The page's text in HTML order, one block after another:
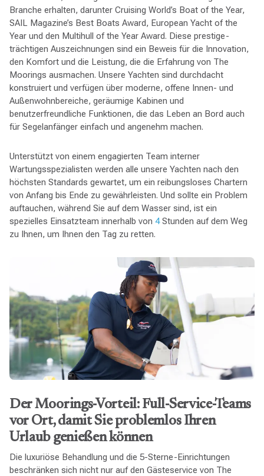
Branche erhalten, darunter Cruising World’s Boat of the Year,
SAIL Magazine’s Best Boats Award, European Yacht of the
Year und den Multihull of the Year Award. Diese prestige-
trächtigen Auszeichnungen sind ein Beweis für die Innovation,
den Komfort und die Leistung, die die Erfahrung von The
Moorings ausmachen. Unsere Yachten sind durchdacht
konstruiert und verfügen über moderne, offene Innen- und
Außenwohnbereiche, geräumige Kabinen und
benutzerfreundliche Funktionen, die das Leben an Bord auch
für Segelanfänger einfach und angenehm machen.
Unterstützt von einem engagierten Team interner
Wartungsspezialisten werden alle unsere Yachten nach den
höchsten Standards gewartet, um ein reibungsloses Chartern
von Anfang bis Ende zu gewährleisten. Und sollte ein Problem
auftauchen, während Sie auf dem Wasser sind, ist ein
spezielles Einsatzteam innerhalb von 4Stunden auf dem Weg
zu Ihnen, um Ihnen den Tag zu retten.
Der Moorings-Vorteil: Full-Service-Teams
vor Ort, damit Sie problemlos Ihren
Urlaub genießen können
Die luxuriöse Behandlung und die 5-Sterne-Einrichtungen
beschränken sich nicht nur auf den Gästeservice von The